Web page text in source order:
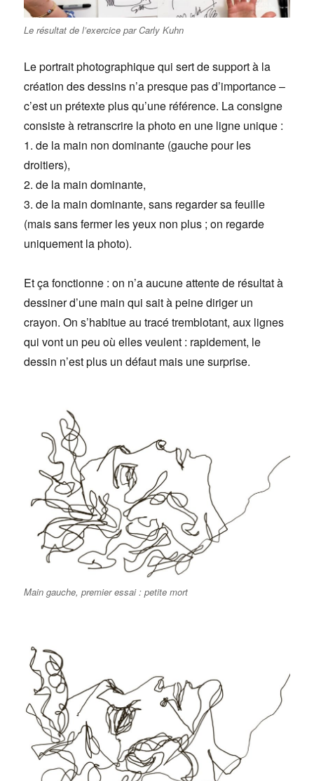
Le résultat de l’exercice par Carly Kuhn
Le portrait photographique qui sert de support à la
création des dessins n’a presque pas d’importance –
c’est un prétexte plus qu’une référence. La consigne
consiste à retranscrire la photo en une ligne unique :
1. de la main non dominante (gauche pour les
droitiers),
2. de la main dominante,
3. de la main dominante, sans regarder sa feuille
(mais sans fermer les yeux non plus ; on regarde
uniquement la photo).
Et ça fonctionne : on n’a aucune attente de résultat à
dessiner d’une main qui sait à peine diriger un
crayon. On s’habitue au tracé tremblotant, aux lignes
qui vont un peu où elles veulent : rapidement, le
dessin n’est plus un défaut mais une surprise.
Main gauche, premier essai : petite mort